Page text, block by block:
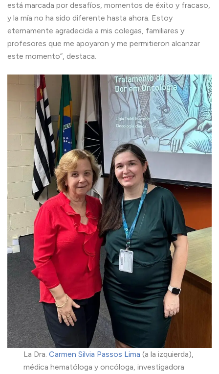
está marcada por desafíos, momentos de éxito y fracaso,
y la mía no ha sido diferente hasta ahora. Estoy
eternamente agradecida a mis colegas, familiares y
profesores que me apoyaron y me permitieron alcanzar
este momento”, destaca.
La Dra.Carmen Silvia Passos Lima (a la izquierda),
médica hematóloga y oncóloga, investigadora